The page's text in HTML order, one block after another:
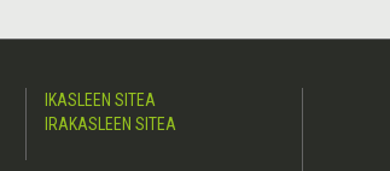
IKASLEEN SITEA
IRAKASLEEN SITEA